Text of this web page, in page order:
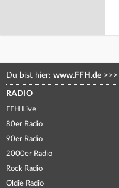
Du bist hier: www.FFH.de >>>
RADIO
FFH Live
80er Radio
90er Radio
2000er Radio
Rock Radio
Oldie Radio